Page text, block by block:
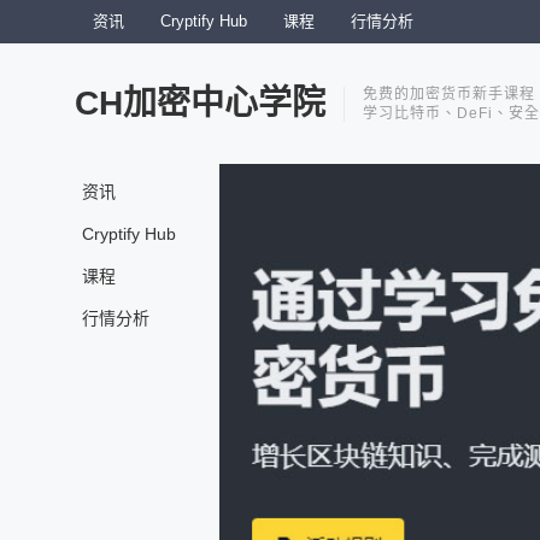
资讯 Cryptify Hub 课程 行情分析
CH加密中心学院
免费的加密货币新手课程
学习比特币、DeFi、安
资讯
Cryptify Hub
课程
行情分析